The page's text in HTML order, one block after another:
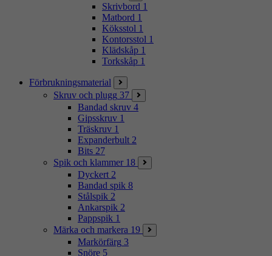
Skrivbord 1
Matbord 1
Köksstol 1
Kontorsstol 1
Klädskåp 1
Torkskåp 1
Förbrukningsmaterial
Skruv och plugg 37
Bandad skruv 4
Gipsskruv 1
Träskruv 1
Expanderbult 2
Bits 27
Spik och klammer 18
Dyckert 2
Bandad spik 8
Stålspik 2
Ankarspik 2
Pappspik 1
Märka och markera 19
Markörfärg 3
Snöre 5